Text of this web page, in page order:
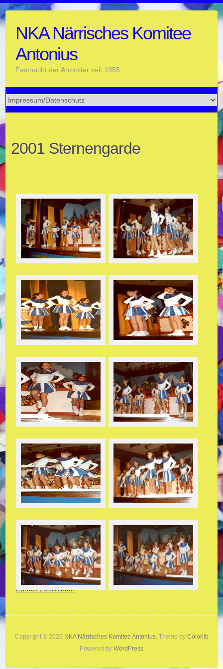
Skip
to
contentNKA Närrisches Komitee
Antonius
Fastnacht der Antoniter seit 1955
2001 Sternengarde
Zurück zum Album
Copyright © 2026 NKA Närrisches Komitee Antonius. Theme by Colorlib
Powered by WordPress